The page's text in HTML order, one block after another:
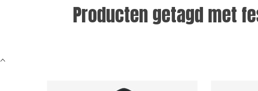
Producten getagd met